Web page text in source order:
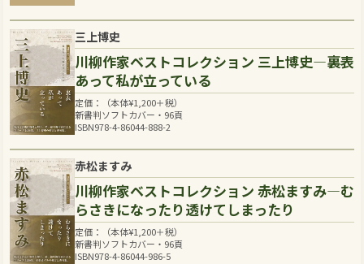
三上博史
川柳作家ベストコレクション 三上博史―裏表
あって私が立っている
定価：（本体¥1,200＋税）
新書判ソフトカバー・96頁
ISBN978-4-86044-888-2
赤松ますみ
川柳作家ベストコレクション 赤松ますみ―む
らさきになったり透けてしまったり
定価：（本体¥1,200＋税）
新書判ソフトカバー・96頁
ISBN978-4-86044-986-5